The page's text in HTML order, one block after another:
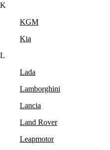
K
KGM
Kia
L
Lada
Lamborghini
Lancia
Land Rover
Leapmotor